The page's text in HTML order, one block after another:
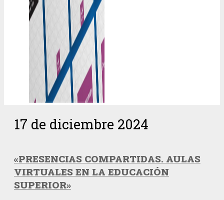
17 de diciembre 2024
«PRESENCIAS COMPARTIDAS. AULAS
VIRTUALES EN LA EDUCACIÓN
SUPERIOR»